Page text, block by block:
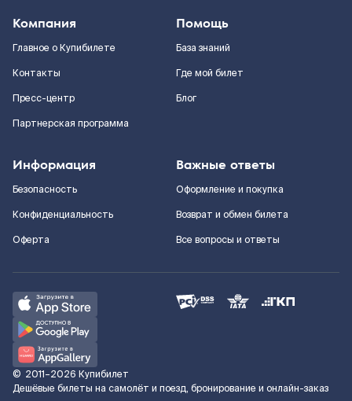
Компания
Главное о Купибилете
Контакты
Пресс-центр
Партнерская программа
Помощь
База знаний
Где мой билет
Блог
Информация
Безопасность
Конфиденциальность
Оферта
Важные ответы
Оформление и покупка
Возврат и обмен билета
Все вопросы и ответы
© 2011–2026 Купибилет
Дешёвые билеты на самолёт и поезд, бронирование и онлайн-заказ